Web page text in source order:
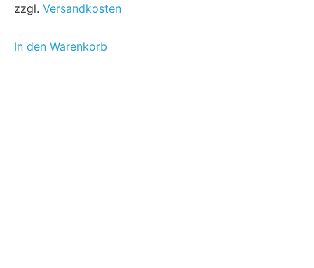
zzgl. Versandkosten
In den Warenkorb